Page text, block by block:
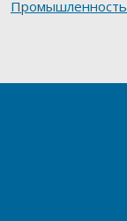
Промышленность